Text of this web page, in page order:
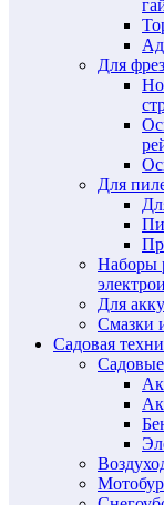
Для
Для
Наборы
Для
Смазки
Садовая